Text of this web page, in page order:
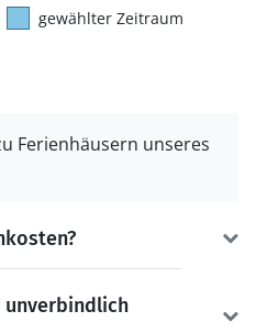
gewählter Zeitraum
Ferienhäusern unseres
unverbindlich